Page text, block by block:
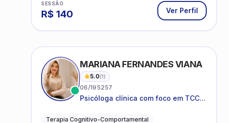
SESSÃO
R$ 140 Ver Perfil
MARIANA FERNANDES VIANA
5.0(1)
06/195257
Psicóloga clínica com foco em TCC,
acompanhamento do
Terapia Cognitivo-Comportamental